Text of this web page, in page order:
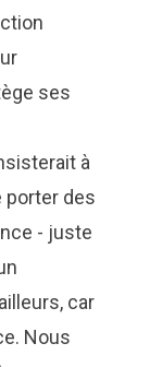
ses
à
porter des
- juste
car
Nous